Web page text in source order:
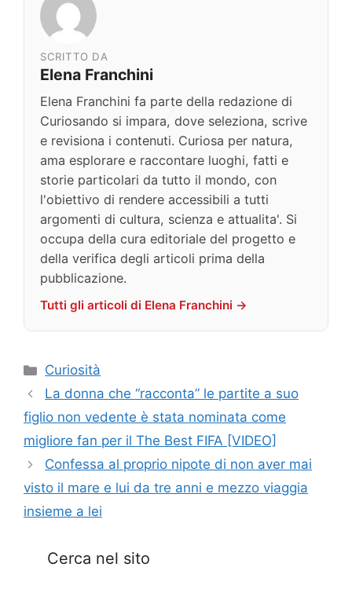
SCRITTO DA
Elena Franchini
Elena Franchini fa parte della redazione di
Curiosando si impara, dove seleziona, scrive
e revisiona i contenuti. Curiosa per natura,
ama esplorare e raccontare luoghi, fatti e
storie particolari da tutto il mondo, con
l'obiettivo di rendere accessibili a tutti
argomenti di cultura, scienza e attualita'. Si
occupa della cura editoriale del progetto e
della verifica degli articoli prima della
pubblicazione.
Tutti gli articoli di Elena Franchini →
Categorie
Curiosità
La donna che “racconta” le partite a suo
figlio non vedente è stata nominata come
migliore fan per il The Best FIFA [VIDEO]
Confessa al proprio nipote di non aver mai
visto il mare e lui da tre anni e mezzo viaggia
insieme a lei
Cerca nel sito